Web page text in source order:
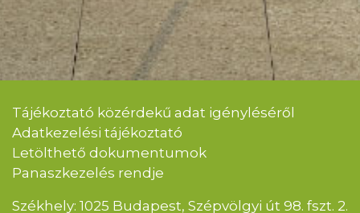
Tájékoztató közérdekű adat igényléséről
Adatkezelési tájékoztató
Letölthető dokumentumok
Panaszkezelés rendje
Székhely: 1025 Budapest, Szépvölgyi út 98. fszt. 2.